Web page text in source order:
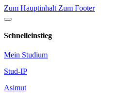
Zum Hauptinhalt Zum Footer
Schnelleinstieg
Mein Studium
Stud-IP
Asimut